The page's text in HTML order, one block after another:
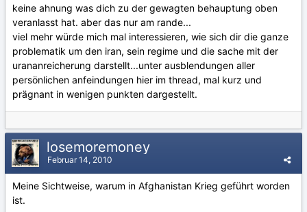
keine ahnung was dich zu der gewagten behauptung oben
veranlasst hat. aber das nur am rande...
viel mehr würde mich mal interessieren, wie sich dir die ganze
problematik um den iran, sein regime und die sache mit der
urananreicherung darstellt...unter ausblendungen aller
persönlichen anfeindungen hier im thread, mal kurz und
prägnant in wenigen punkten dargestellt.
losemoremoney
Februar 14, 2010
Meine Sichtweise, warum in Afghanistan Krieg geführt worden
ist.